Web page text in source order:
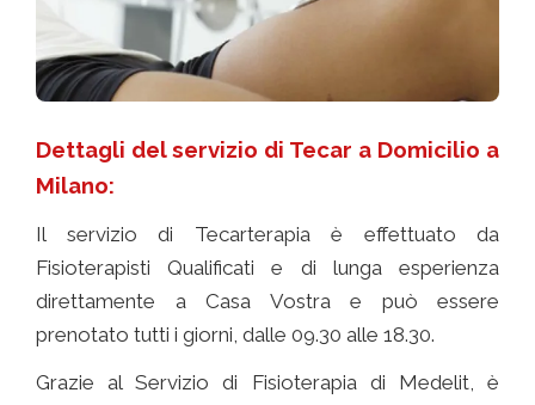
Dettagli del servizio di Tecar a Domicilio a
Milano:
Il servizio di Tecarterapia è effettuato da
Fisioterapisti Qualificati e di lunga esperienza
direttamente a Casa Vostra e può essere
prenotato tutti i giorni, dalle 09.30 alle 18.30.
Grazie al Servizio di Fisioterapia di Medelit, è